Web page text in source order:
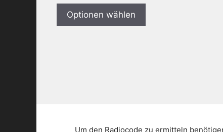
Optionen wählen
Um den Radiocode zu ermitteln